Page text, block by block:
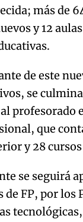
más de
y 12
de este
se
profesorado
que
y 28
se seguirá
FP, por los